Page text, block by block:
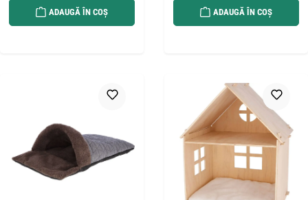
ADAUGĂ ÎN COȘ ADAUGĂ ÎN COȘ